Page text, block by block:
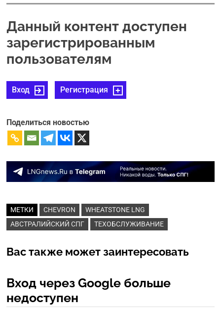
Данный контент доступен
зарегистрированным
пользователям
Вход Регистрация
Поделиться новостью
МЕТКИ CHEVRON
WHEATSTONE LNG
АВСТРАЛИЙСКИЙ СПГ
ТЕХОБСЛУЖИВАНИЕ
Вас также может заинтересовать
Вход через Google больше
недоступен